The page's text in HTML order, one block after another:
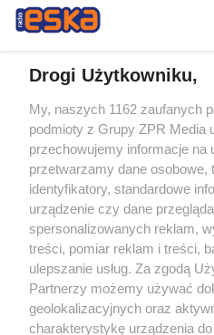
Żaden utwór zamieszczony w serwisie
rozpowszechniany lub dalej
tym także elektroniczny lub
eksploatacji w jakiejkolwiek formie,
bez pisemnej zgody właściciela praw.
wykorzystanie utworów w całości lub
bez właściwej zgody, jest zabronione
prawnie.
Drogi Użytkowniku,
My, naszych 1162 zaufanych
podmioty z Grupy ZPR Media
przechowujemy informacje na
przetwarzamy dane osobowe,
identyfikatory, standardowe
urządzenie czy dane
spersonalizowanych reklam,
treści, pomiar reklam i treści,
ulepszanie usług. Za zgodą
Partnerzy możemy używać
geolokalizacyjnych oraz
charakterystykę urządzenia